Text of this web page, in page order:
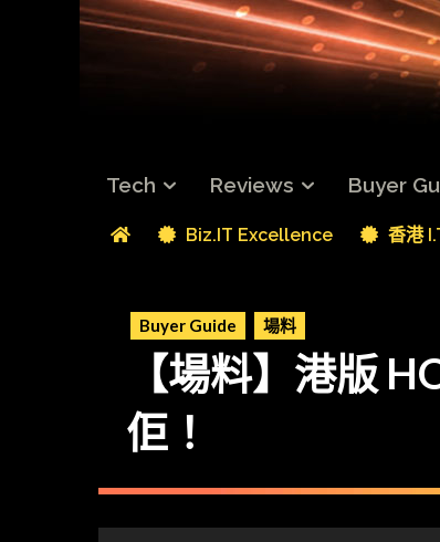
Tech Reviews Buyer
Biz.IT Excellence 香港
Buyer Guide 場料
【場料】港版
佢！